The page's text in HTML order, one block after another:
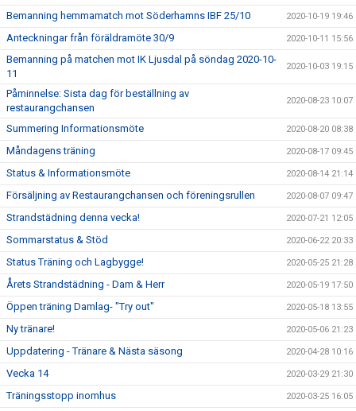
Bemanning hemmamatch mot Söderhamns IBF 25/10 2020-10-19 19:46
Anteckningar från föräldramöte 30/9 2020-10-11 15:56
Bemanning på matchen mot IK Ljusdal på söndag 2020-10-
11
2020-10-03 19:15
Påminnelse: Sista dag för beställning av
restaurangchansen
2020-08-23 10:07
Summering Informationsmöte 2020-08-20 08:38
Måndagens träning 2020-08-17 09:45
Status & Informationsmöte 2020-08-14 21:14
Försäljning av Restaurangchansen och föreningsrullen 2020-08-07 09:47
Strandstädning denna vecka! 2020-07-21 12:05
Sommarstatus & Stöd 2020-06-22 20:33
Status Träning och Lagbygge! 2020-05-25 21:28
Årets Strandstädning - Dam & Herr 2020-05-19 17:50
Öppen träning Damlag- "Try out" 2020-05-18 13:55
Ny tränare! 2020-05-06 21:23
Uppdatering - Tränare & Nästa säsong 2020-04-28 10:16
Vecka 14 2020-03-29 21:30
Träningsstopp inomhus 2020-03-25 16:05